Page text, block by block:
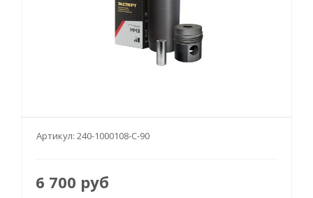
Артикул: 240-1000108-С-90
6 700 руб